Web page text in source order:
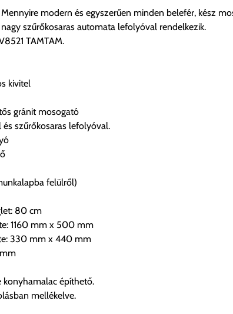
modern és egyszerűen minden belefér, kész
szűrőkosaras automata lefolyóval rendelkezik.
TAMTAM.
kivitel
gránit mosogató
szűrőkosaras lefolyóval.
felülről)
80 cm
1160 mm x 500 mm
330 mm x 440 mm
építhető.
mellékelve.